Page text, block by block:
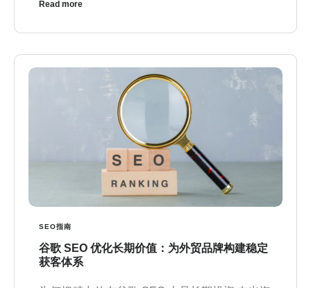
Read more
SEO指南
谷歌 SEO 优化长期价值：为外贸品牌构建稳定
获客体系